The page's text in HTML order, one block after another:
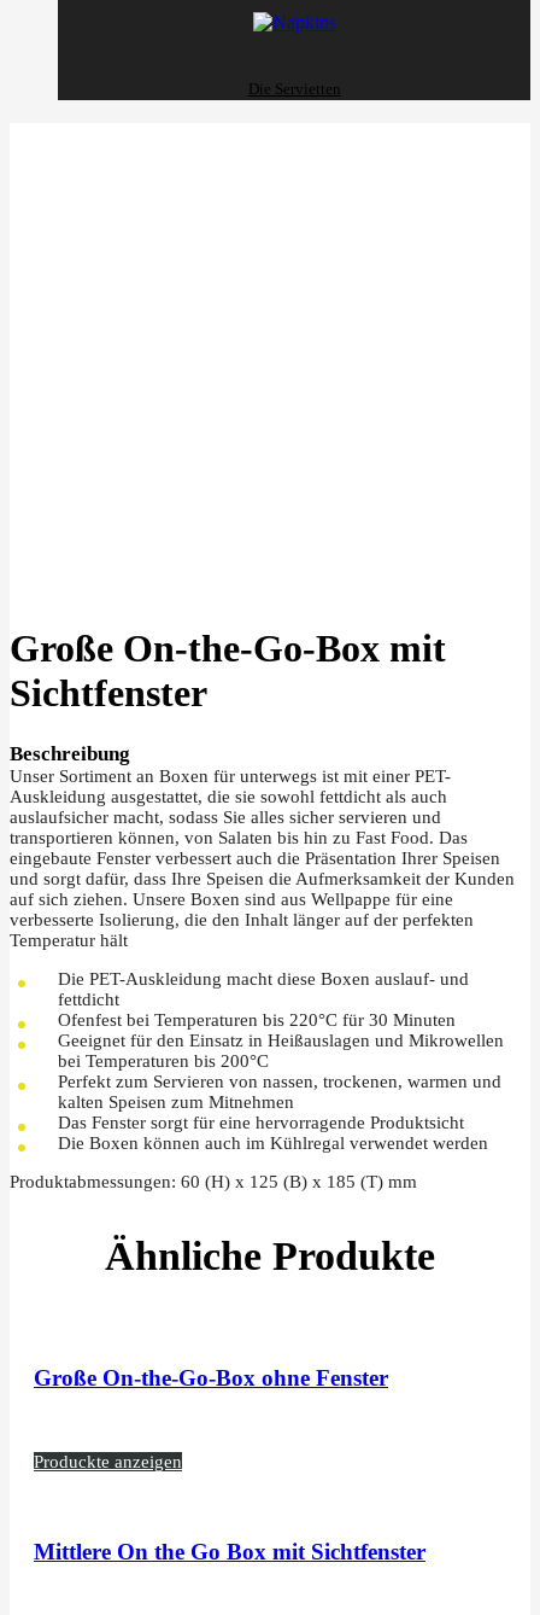
Die Servietten
Große On-the-Go-Box mit
Sichtfenster
Beschreibung
Unser Sortiment an Boxen für unterwegs ist mit einer PET-
Auskleidung ausgestattet, die sie sowohl fettdicht als auch
auslaufsicher macht, sodass Sie alles sicher servieren und
transportieren können, von Salaten bis hin zu Fast Food. Das
eingebaute Fenster verbessert auch die Präsentation Ihrer Speisen
und sorgt dafür, dass Ihre Speisen die Aufmerksamkeit der Kunden
auf sich ziehen. Unsere Boxen sind aus Wellpappe für eine
verbesserte Isolierung, die den Inhalt länger auf der perfekten
Temperatur hält
Die PET-Auskleidung macht diese Boxen auslauf- und
fettdicht
Ofenfest bei Temperaturen bis 220°C für 30 Minuten
Geeignet für den Einsatz in Heißauslagen und Mikrowellen
bei Temperaturen bis 200°C
Perfekt zum Servieren von nassen, trockenen, warmen und
kalten Speisen zum Mitnehmen
Das Fenster sorgt für eine hervorragende Produktsicht
Die Boxen können auch im Kühlregal verwendet werden
Produktabmessungen: 60 (H) x 125 (B) x 185 (T) mm
Ähnliche Produkte
Große On-the-Go-Box ohne Fenster
Produckte anzeigen
Mittlere On the Go Box mit Sichtfenster